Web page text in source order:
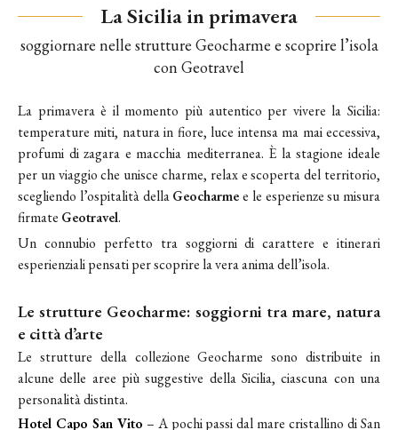
La Sicilia in primavera
soggiornare nelle strutture Geocharme e scoprire l’isola
con Geotravel
La primavera è il momento più autentico per vivere la Sicilia:
temperature miti, natura in fiore, luce intensa ma mai eccessiva,
profumi di zagara e macchia mediterranea. È la stagione ideale
per un viaggio che unisce charme, relax e scoperta del territorio,
scegliendo l’ospitalità dellaGeocharmee le esperienze su misura
firmate Geotravel.
Un connubio perfetto tra soggiorni di carattere e itinerari
esperienziali pensati per scoprire la vera anima dell’isola.
Le strutture Geocharme: soggiorni tra mare, natura
e città d’arte
Le strutture della collezione Geocharme sono distribuite in
alcune delle aree più suggestive della Sicilia, ciascuna con una
personalità distinta.
Hotel Capo San Vito – A pochi passi dal mare cristallino di San